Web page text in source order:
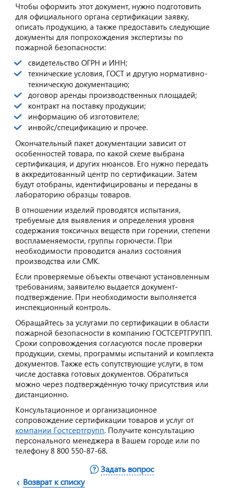
Чтобы оформить этот документ, нужно подготовить
для официального органа сертификации заявку,
описать продукцию, а также предоставить следующие
документы для попрохождения экспертизы по
пожарной безопасности:
свидетельство ОГРН и ИНН;
технические условия, ГОСТ и другую нормативно-
техническую документацию;
договор аренды производственных площадей;
контракт на поставку продукции;
информацию об изготовителе;
инвойс/спецификацию и прочее.
Окончательный пакет документации зависит от
особенностей товара, по какой схеме выбрана
сертификация, и других нюансов. Его нужно передать
в аккредитованный центр по сертификации. Затем
будут отобраны, идентифицированы и переданы в
лабораторию образцы товаров.
В отношении изделий проводятся испытания,
требуемые для выявления и определения уровня
содержания токсичных веществ при горении, степени
воспламеняемости, группы горючести. При
необходимости проводится анализ состояния
производства или СМК.
Если проверяемые объекты отвечают установленным
требованиям, заявителю выдается документ-
подтверждение. При необходимости выполняется
инспекционный контроль.
Обращайтесь за услугами по сертификации в области
пожарной безопасности в компанию ГОСТСЕРТГРУПП.
Сроки сопровождения согласуются после проверки
продукции, схемы, программы испытаний и комплекта
документов. Также есть сопутствующие услуги, в том
числе доставка готовых документов. Обратиться
можно через подтверждённую точку присутствия или
дистанционно.
Консультационное и организационное
сопровождение сертификации товаров и услуг от
компании Гостсертгрупп. Получите консультацию
персонального менеджера в Вашем городе или по
телефону 8 800 550-87-68.
Возврат к списку
Задать вопрос